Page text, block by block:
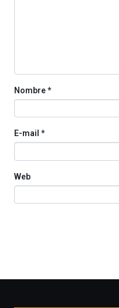
Nombre*
E-mail *
Web